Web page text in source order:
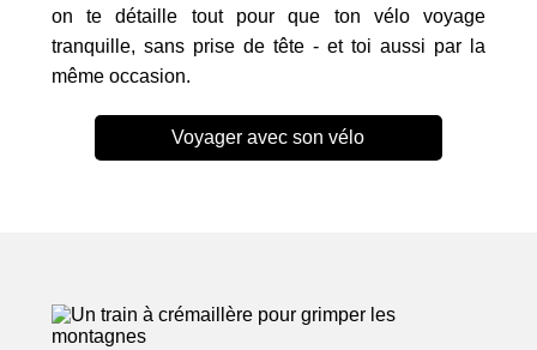
on te détaille tout pour que ton vélo voyage
tranquille, sans prise de tête - et toi aussi par la
même occasion.
Voyager avec son vélo